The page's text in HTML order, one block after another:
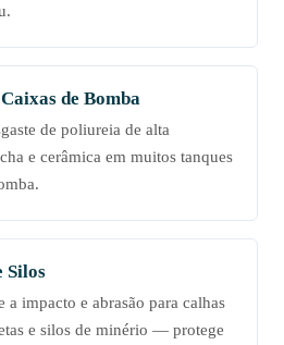
de Bomba
de poliureia de alta
e cerâmica em muitos tanques
Silos
a impacto e abrasão para calhas
e silos de minério — protege